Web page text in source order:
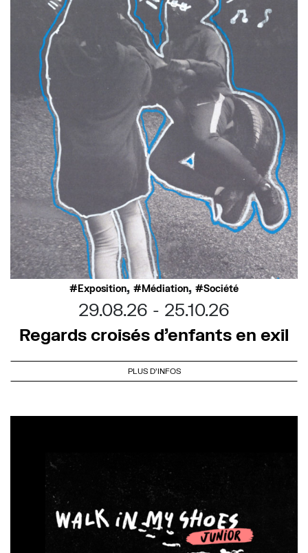
Exposition, Médiation, Société
29.08.26
25.10.26
Regards croisés d’enfants en exil
PLUS D'INFOS